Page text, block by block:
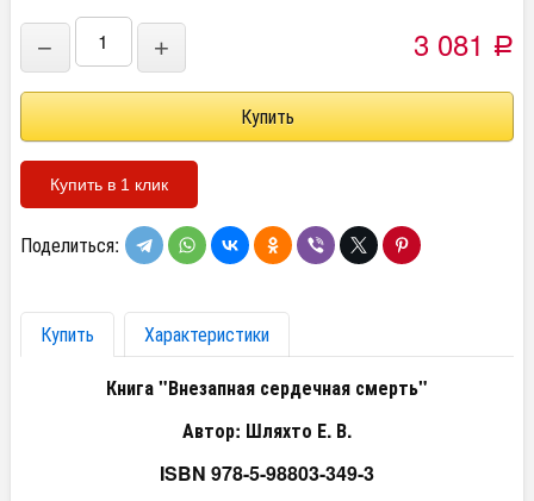
− + 3 081 Р
Купить в 1 клик
Поделиться:
Купить
Характеристики
Книга "Внезапная сердечная смерть"
Автор: Шляхто Е. В.
ISBN 978-5-98803-349-3